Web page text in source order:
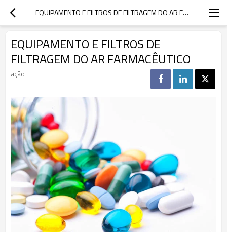
EQUIPAMENTO E FILTROS DE FILTRAGEM DO AR FARMACÊUTICO
EQUIPAMENTO E FILTROS DE
FILTRAGEM DO AR FARMACÊUTICO
ação